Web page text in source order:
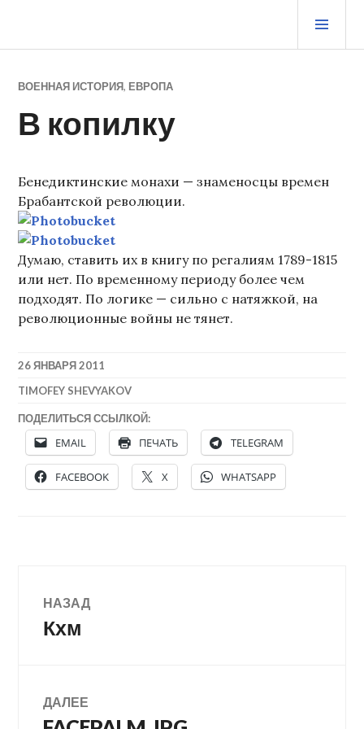
содержимому
ЖУРНАЛ СТАРОГО ВОРЧУНА
ВОЕННАЯ ИСТОРИЯ, ЕВРОПА
В копилку
Бенедиктинские монахи — знаменосцы времен
Брабантской революции.
Думаю, ставить их в книгу по регалиям 1789-1815
или нет. По временному периоду более чем
подходят. По логике — сильно с натяжкой, на
революционные войны не тянет.
26 ЯНВАРЯ 2011
TIMOFEY SHEVYAKOV
ПОДЕЛИТЬСЯ ССЫЛКОЙ:
EMAIL ПЕЧАТЬ TELEGRAM
FACEBOOK X WHATSAPP
Навигация
по
НАЗАД
Предыдущая
Кхм
ДАЛЕЕ
Следующая